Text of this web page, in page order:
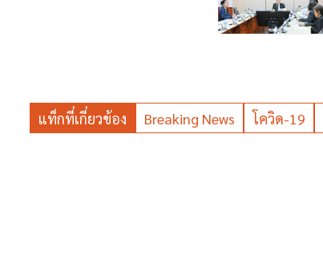
แท็กที่เกี่ยวข้อง Breaking News โควิด-19